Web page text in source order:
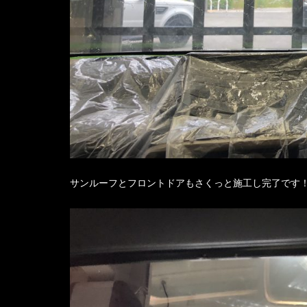
サンルーフとフロントドアもさくっと施工し完了です